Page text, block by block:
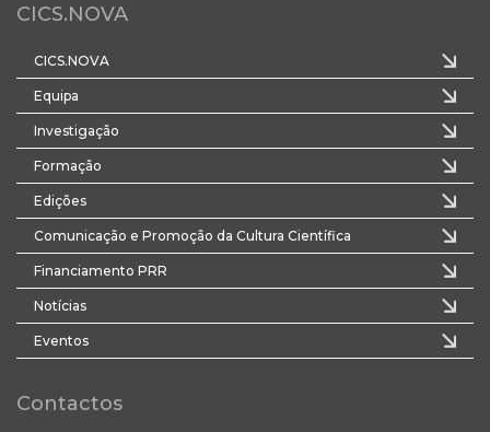
CICS.NOVA
CICS.NOVA
Equipa
Investigação
Formação
Edições
Comunicação e Promoção da Cultura Científica
Financiamento PRR
Notícias
Eventos
Contactos